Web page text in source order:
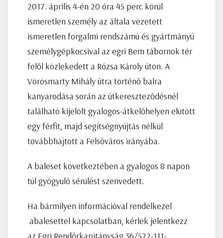
2017. április 4-én 20 óra 45 perc körül
ismeretlen személy az általa vezetett
ismeretlen forgalmi rendszámú és gyártmányú
személygépkocsival az egri Bem tábornok tér
felől közlekedett a Rózsa Károly úton. A
Vörösmarty Mihály útra történő balra
kanyarodása során az útkereszteződésnél
található kijelölt gyalogos-átkelőhelyen elütött
egy férfit, majd segítségnyújtás nélkül
továbbhajtott a Felsőváros irányába.
A baleset következtében a gyalogos 8 napon
túl gyógyuló sérülést szenvedett.
Ha bármilyen információval rendelkezel
abalesettel kapcsolatban, kérlek jelentkezz